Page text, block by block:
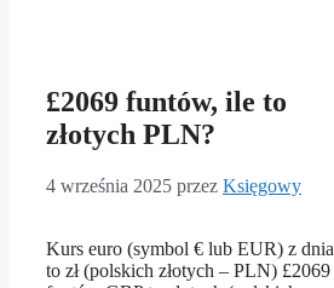
£2069 funtów, ile to
złotych PLN?
4 września 2025 przez Księgowy
Kurs euro (symbol € lub EUR) z dnia
to zł (polskich złotych – PLN) £2069